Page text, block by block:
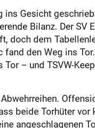
Gesicht
Bilanz. Der SV
doch dem
den Weg ins
– und TSVW-
beide Torhüter vor
angeschlagenen